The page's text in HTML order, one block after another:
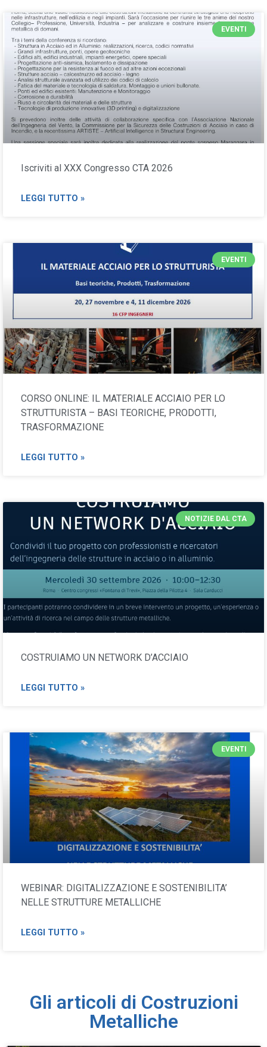
EVENTI
Iscriviti al XXX Congresso CTA 2026
LEGGI TUTTO »
EVENTI
CORSO ONLINE: IL MATERIALE ACCIAIO PER LO
STRUTTURISTA – BASI TEORICHE, PRODOTTI,
TRASFORMAZIONE
LEGGI TUTTO »
NOTIZIE DAL CTA
COSTRUIAMO UN NETWORK D’ACCIAIO
LEGGI TUTTO »
EVENTI
WEBINAR: DIGITALIZZAZIONE E SOSTENIBILITA’
NELLE STRUTTURE METALLICHE
LEGGI TUTTO »
Gli articoli di Costruzioni
Metalliche